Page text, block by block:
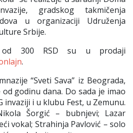
gradskog takmičenja
u organizaciji Udruženja
Srbije.
od 300 RSD su u prodaji
.
“Sveti Sava” iz Beograda,
godinu dana. Do sada je imao
invaziji i u klubu Fest, u Zemunu.
Šorgić – bubnjevi; Lazar
vokal; Strahinja Pavlović – solo